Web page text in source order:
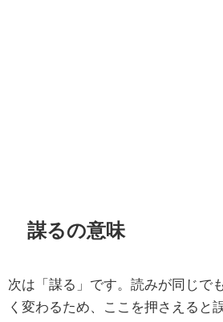
謀るの意味
次は「謀る」です。読みが同じで
く変わるため、ここを押さえると